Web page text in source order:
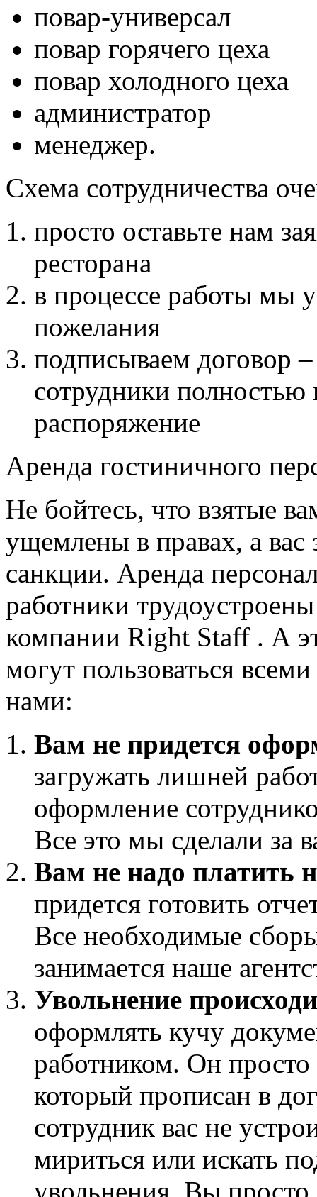
повар-универсал
повар горячего цеха
повар холодного цеха
администратор
менеджер.
Схема сотрудничества
просто оставьте нам
ресторана
в процессе работы мы
пожелания
подписываем договор
сотрудники полностью
распоряжение
Аренда гостиничного
Не бойтесь, что взятые
ущемлены в правах, а вас
санкции. Аренда
работники
компании Right Staff . А
могут пользоваться
нами:
Вам не придется
загружать лишней
оформление
Все это мы сделали за
Вам не надо платить
придется готовить
Все необходимые
занимается наше
Увольнение
оформлять кучу
работником. Он просто
который прописан в
сотрудник вас не
мириться или искать
увольнения. Вы